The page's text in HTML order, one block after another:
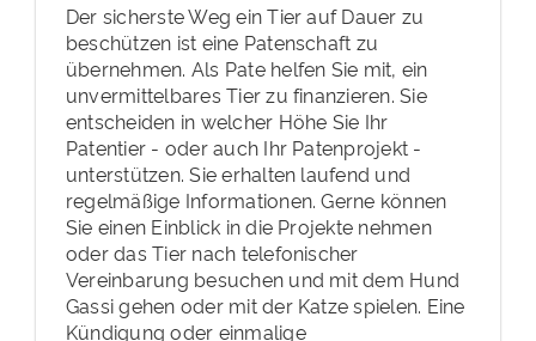
Der sicherste Weg ein Tier auf Dauer zu
beschützen ist eine Patenschaft zu
übernehmen. Als Pate helfen Sie mit, ein
unvermittelbares Tier zu finanzieren. Sie
entscheiden in welcher Höhe Sie Ihr
Patentier - oder auch Ihr Patenprojekt -
unterstützen. Sie erhalten laufend und
regelmäßige Informationen. Gerne können
Sie einen Einblick in die Projekte nehmen
oder das Tier nach telefonischer
Vereinbarung besuchen und mit dem Hund
Gassi gehen oder mit der Katze spielen. Eine
Kündigung oder einmalige